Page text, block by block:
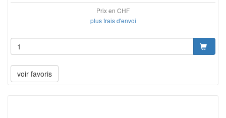
Prix en CHF
plus frais d'envoi
voir favoris